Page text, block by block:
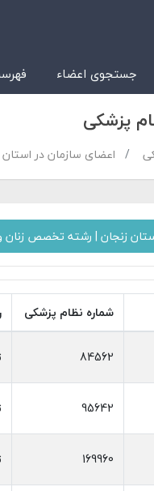
جستجوی اعضاء
پزشکی
اعضای سازمان در
زنجان | رشته تخصص زنان و
شماره نظام پزشکی
84562
95642
169960